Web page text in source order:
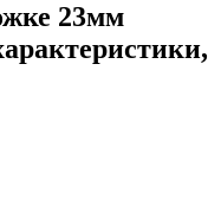
23мм